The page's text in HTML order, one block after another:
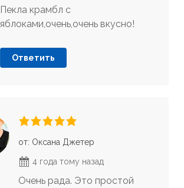
Пекла крамбл с
яблоками,очень,очень вкусно!
Ответить
от: Оксана Джетер
4 года тому назад
Очень рада. Это простой